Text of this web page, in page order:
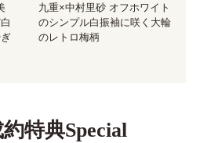
九重×中村里砂 オフホワイト
のシンプル白振袖に咲く大輪
のレトロ梅柄
特典Special